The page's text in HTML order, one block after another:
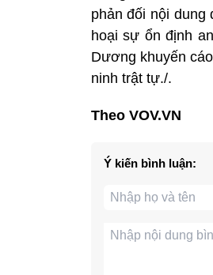
phản đối nội
hoại sự ổn định
Dương khuyến
ninh trật tự./.
Theo VOV.VN
Ý kiến bình luận: